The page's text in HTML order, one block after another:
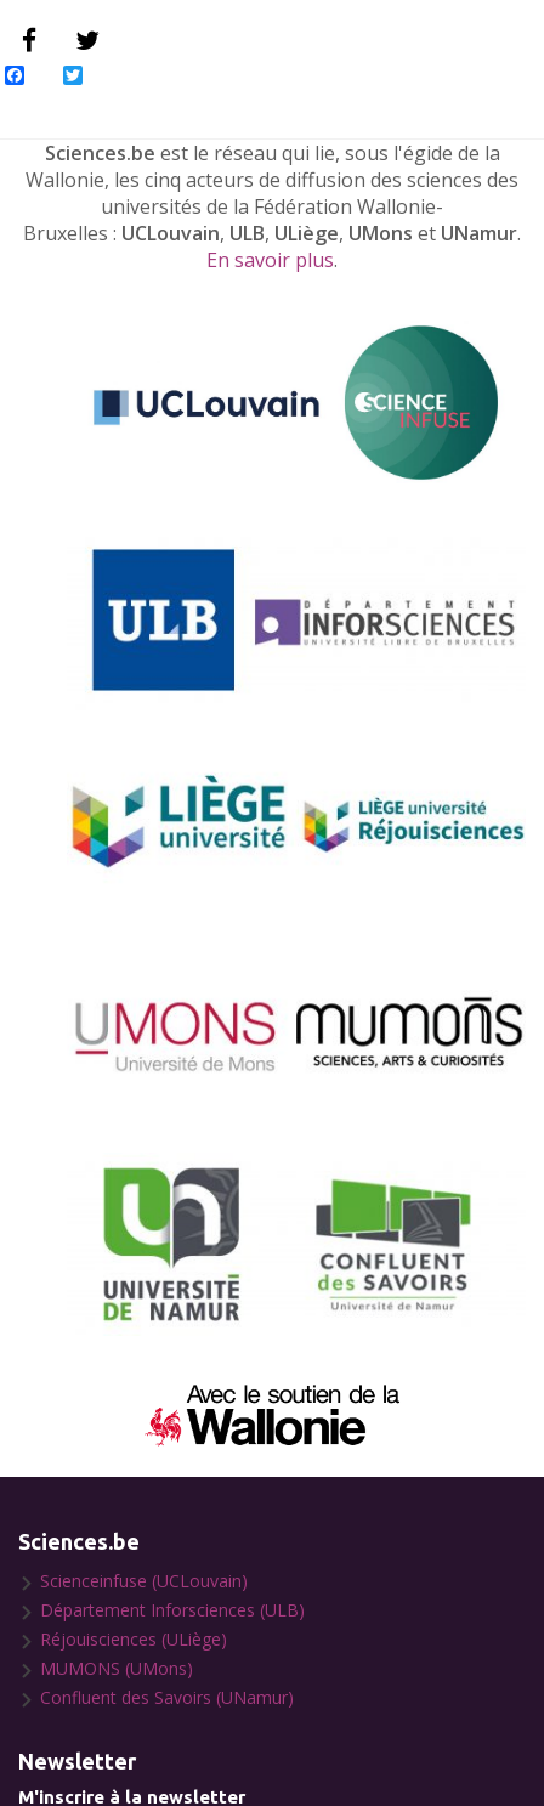
Facebook
Sciences.be est le réseau qui lie, sous l'égide de la
Wallonie, les cinq acteurs de diffusion des sciences des
universités de la Fédération Wallonie-
Bruxelles : UCLouvain, ULB, ULiège, UMons et UNamur.
En savoir plus.
Sciences.be
Scienceinfuse (UCLouvain)
Département Inforsciences (ULB)
Réjouisciences (ULiège)
MUMONS (UMons)
Confluent des Savoirs (UNamur)
Newsletter
M'inscrire à la newsletter